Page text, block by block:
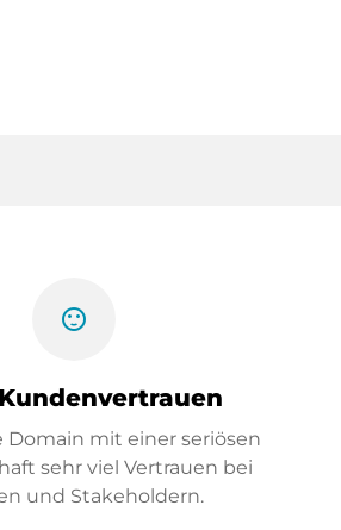
sentiment_satisfied
Domain mit einer seriösen
sehr viel Vertrauen bei
und Stakeholdern.